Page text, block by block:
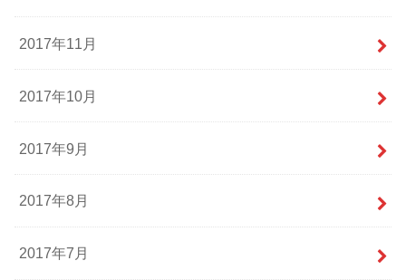
2017年11月
2017年10月
2017年9月
2017年8月
2017年7月